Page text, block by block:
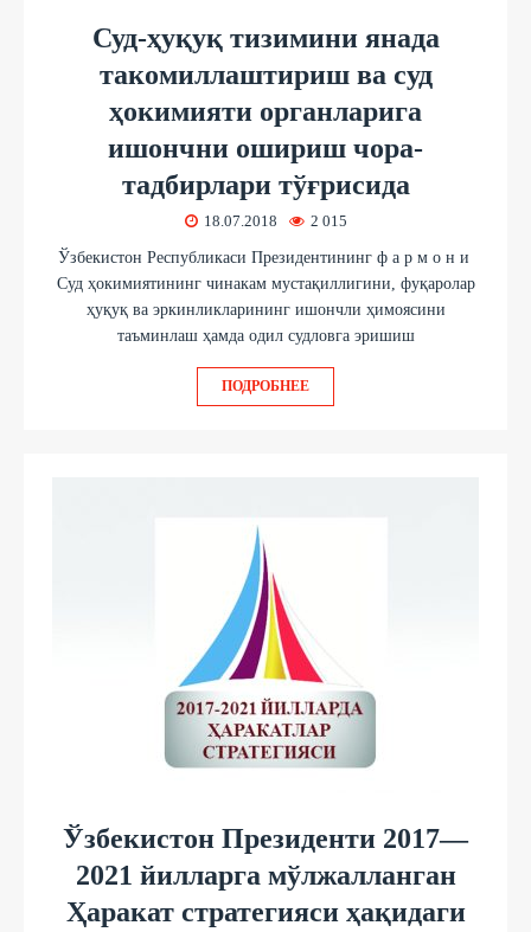
Суд-ҳуқуқ тизимини янада
такомиллаштириш ва суд
ҳокимияти органларига
ишончни ошириш чора-
тадбирлари тўғрисида
18.07.2018 2 015
Ўзбекистон Республикаси Президентининг ф а р м о н и
Суд ҳокимиятининг чинакам мустақиллигини, фуқаролар
ҳуқуқ ва эркинликларининг ишончли ҳимоясини
таъминлаш ҳамда одил судловга эришиш
ПОДРОБНЕЕ
Ўзбекистон Президенти 2017—
2021 йилларга мўлжалланган
Ҳаракат стратегияси ҳақидаги